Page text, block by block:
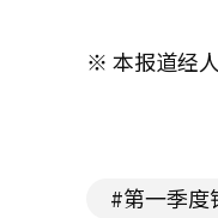
※ 本报道经
#第一季度